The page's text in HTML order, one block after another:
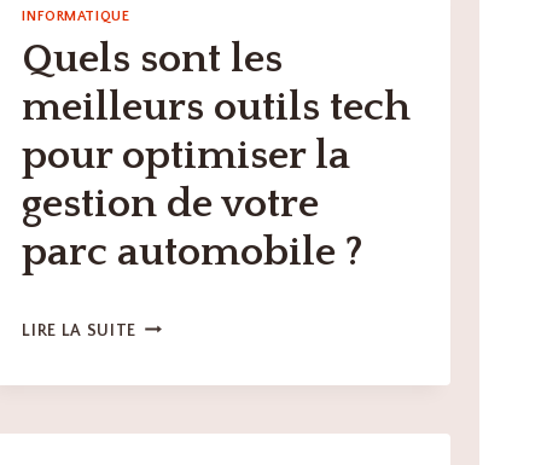
INFORMATIQUE
Quels sont les
meilleurs outils tech
pour optimiser la
gestion de votre
parc automobile ?
LIRE LA SUITE QUELS